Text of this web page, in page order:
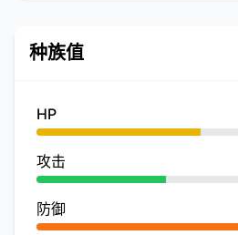
种族值
HP
攻击
防御